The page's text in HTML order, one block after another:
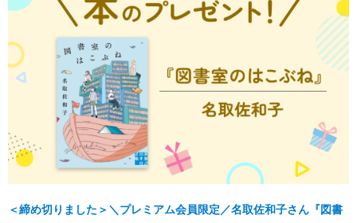
＜締め切りました＞＼プレミアム会員限定／名取佐和子さん『図書